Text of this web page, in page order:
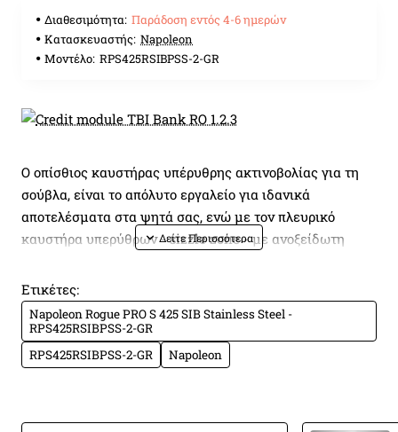
Διαθεσιμότητα: Παράδοση εντός 4-6 ημερών
Κατασκευαστής: Napoleon
Μοντέλο: RPS425RSIBPSS-2-GR
Ο οπίσθιος καυστήρας υπέρυθρης ακτινοβολίας για τη
σούβλα, είναι το απόλυτο εργαλείο για ιδανικά
αποτελέσματα στα ψητά σας, ενώ με τον πλευρικό
καυστήρα υπερύθρων - sizzle zone - με ανοξείδωτη
(μέχρι 800°C), θωρακίζοντας το κρέας και διατηρώντας
την υγρασία του στο εσωτερικό. Δημιουργήστε
πεντανόστιμα ψητά πάνω στις ανθεκτικές
πυκνές ανοξείδωτες σχάρες μαγειρέματος, ενώ τα sear
plates από ανοξείδωτο ατσάλι τοποθετημένα σε δύο
Ετικέτες:
Napoleon Rogue PRO S 425 SIB Stainless Steel -
RPS425RSIBPSS-2-GR
RPS425RSIBPSS-2-GR
Napoleon